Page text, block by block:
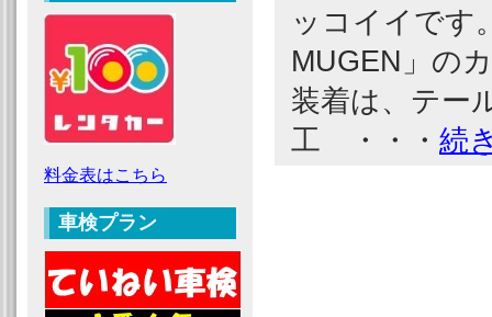
ッコイイです
MUGEN」の
装着は、テー
工 ・・・ 続
料金表はこちら
車検プラン